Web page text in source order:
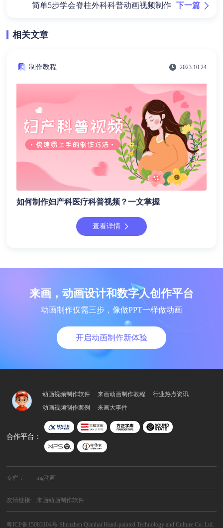
简单5步学会脊柱外科科普动画视频制作 下一篇
相关文章
制作教程 2023.10.24
如何制作妇产科医疗科普视频？一文掌握
查看详情
来画，动画设计和数字人创作平台
动画制作仅需三步，像做PPT一样做动画
开启动画制作新体验
动画视频制作软件 来画动画制作教程
行业热点资讯
动画视频制作案例
来画大事件
合作平台：
专栏： mg动画
友情链接: 来画动画制作软件
粤ICP备15083104号 Shenzhen Qianhai Hand-painted Technology and Culture Co. Ltd.